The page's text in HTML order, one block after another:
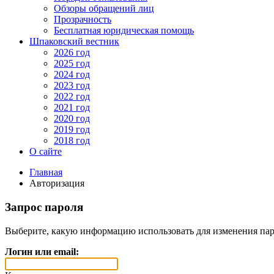
Обзоры обращений лиц
Прозрачность
Бесплатная юридическая помощь
Шпаковский вестник
2026 год
2025 год
2024 год
2023 год
2022 год
2021 год
2020 год
2019 год
2018 год
О сайте
Главная
Авторизация
Запрос пароля
Выберите, какую информацию использовать для изменения
Логин или email: